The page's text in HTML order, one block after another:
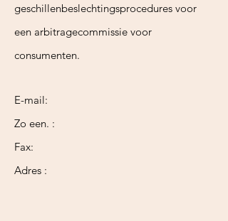
geschillenbeslechtingsprocedures voor
een arbitragecommissie voor
consumenten.
E-mail:
Zo een. :
Fax:
Adres :